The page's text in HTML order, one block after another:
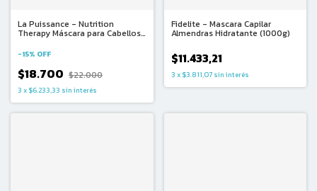
La Puissance - Nutrition
Therapy Máscara para Cabellos
-15% OFF
$18.700 $22.000
3 x $6.233,33 sin interés
Fidelite - Mascara Capilar
Almendras Hidratante (1000g)
$11.433,21
3 x $3.811,07 sin interés